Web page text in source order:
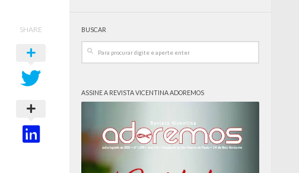
SHARE BUSCAR
ASSINE A REVISTA VICENTINA ADOREMOS